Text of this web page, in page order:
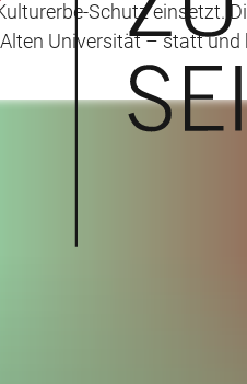
Schutz einsetzt.
Universität – statt und